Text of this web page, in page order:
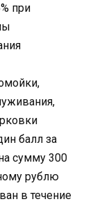
при
балл за
сумму 300
рублю
в течение